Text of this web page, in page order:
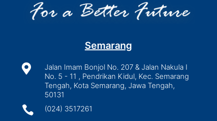
Semarang

Jalan Imam Bonjol No. 207 & Jalan Nakula I
No. 5 - 11 , Pendrikan Kidul, Kec. Semarang
Tengah, Kota Semarang, Jawa Tengah,
50131
 (024) 3517261